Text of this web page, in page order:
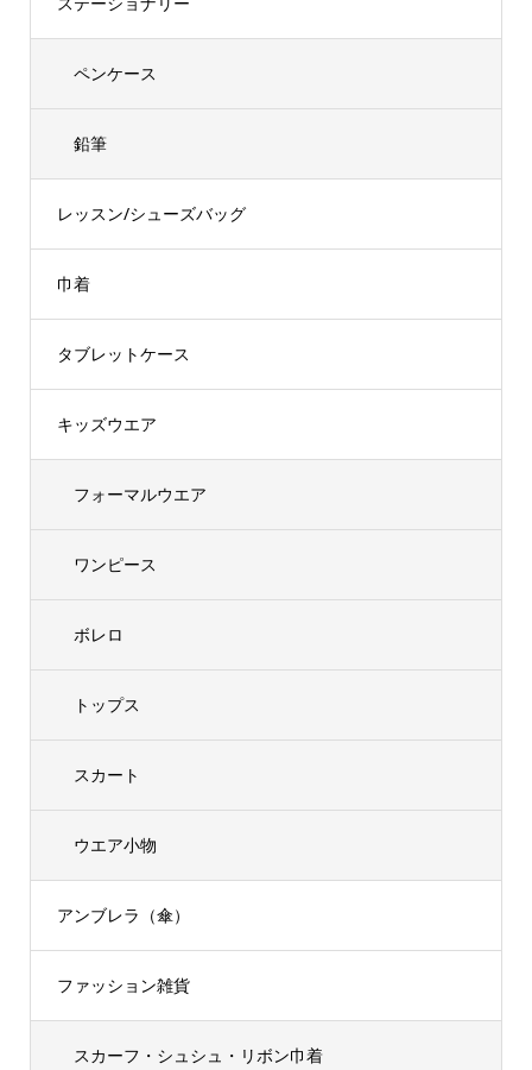
ペンケース
鉛筆
レッスン/シューズバッグ
巾着
タブレットケース
キッズウエア
フォーマルウエア
ワンピース
ボレロ
トップス
スカート
ウエア小物
アンブレラ（傘）
ファッション雑貨
スカーフ・シュシュ・リボン巾着